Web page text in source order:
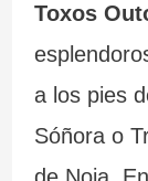
Toxos
a los pies
Sóñora o